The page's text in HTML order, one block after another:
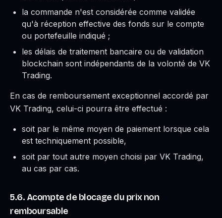
la commande n'est considérée comme validée
qu'à réception effective des fonds sur le compte
ou portefeuille indiqué ;
les délais de traitement bancaire ou de validation
blockchain sont indépendants de la volonté de VK
Trading.
En cas de remboursement exceptionnel accordé par
VK Trading, celui-ci pourra être effectué :
soit par le même moyen de paiement lorsque cela
est techniquement possible,
soit par tout autre moyen choisi par VK Trading,
au cas par cas.
5.6. Acompte de blocage du prix non
remboursable